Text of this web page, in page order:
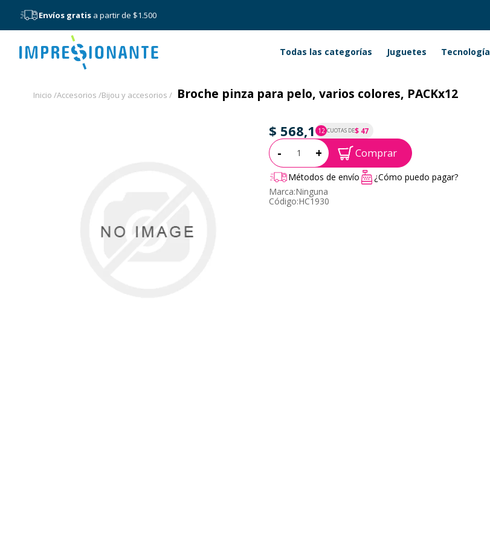
Envíos gratis a partir de $1.500
Menú Todas las categorías Juguetes Tecnología
Inicio /Accesorios /Bijou y accesorios / Broche pinza para pelo, varios colores, PACKx12
$ 568,1 12 CUOTAS DE$ 47
P.T.F. $ 568
Cantidad:
- + Comprar
Métodos de envío
¿Cómo puedo pagar?
Marca:Ninguna
Código:HC1930